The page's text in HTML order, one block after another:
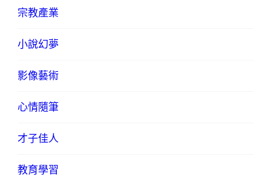
宗教產業
小說幻夢
影像藝術
心情隨筆
才子佳人
教育學習